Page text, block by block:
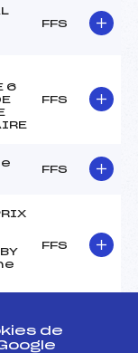
FFS
6
FFS
FFS
FFS
FFS
de